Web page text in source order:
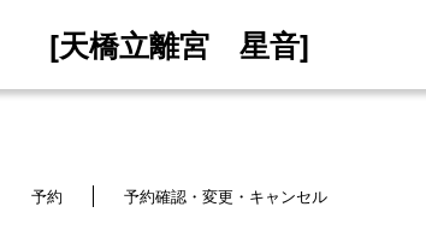
[天橋立離宮 星音]
予約 予約確認・変更・キャンセル